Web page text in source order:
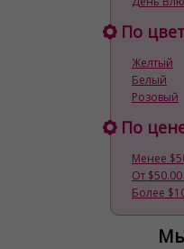
По
Желтый
Белый
Розовый
По
Менее
От
Более